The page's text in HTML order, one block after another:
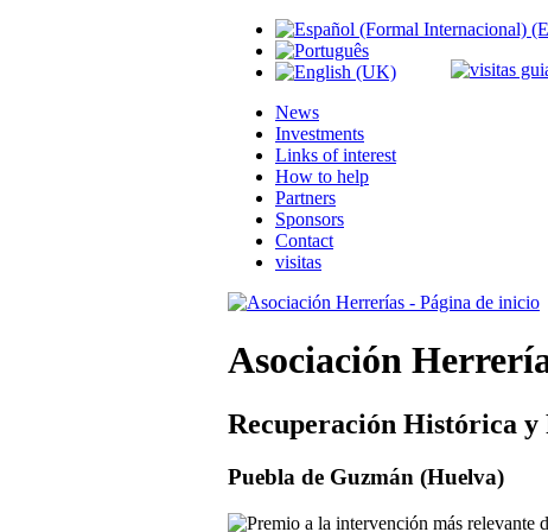
News
Investments
Links of interest
How to help
Partners
Sponsors
Contact
visitas
Asociación
Recuperación Histórica
Puebla de Guzmán (Huelva)